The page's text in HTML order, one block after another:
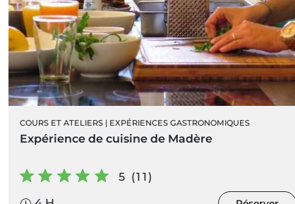
COURS ET ATELIERS | EXPÉRIENCES GASTRONOMIQUES
Expérience de cuisine de Madère
5 (11)